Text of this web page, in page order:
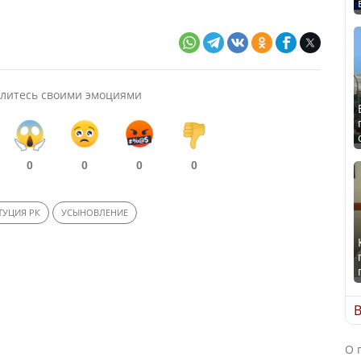
своими эмоциями
0 0 0 0
РК УСЫНОВЛЕНИЕ
О